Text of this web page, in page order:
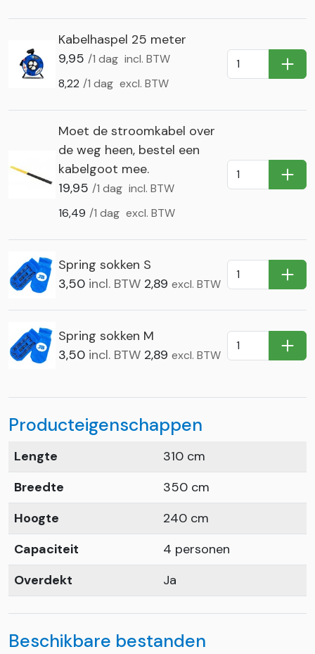
Kabelhaspel 25 meter
9,95 /1 dag incl. BTW
8,22 /1 dag excl. BTW
In
Moet de stroomkabel over
de weg heen, bestel een
kabelgoot mee.
19,95 /1 dag incl. BTW
16,49 /1 dag excl. BTW
In
Spring sokken S
3,50 incl. BTW 2,89 excl. BTW In
Spring sokken M
3,50 incl. BTW 2,89 excl. BTW In
Producteigenschappen
Lengte
310 cm
Breedte
350 cm
Hoogte
240 cm
Capaciteit
4 personen
Overdekt
Ja
Beschikbare bestanden